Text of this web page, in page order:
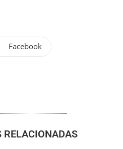
Facebook
RELACIONADAS